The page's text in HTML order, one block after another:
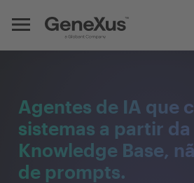
Agentes de IA que
sistemas a partir da
Knowledge Base,
de prompts.